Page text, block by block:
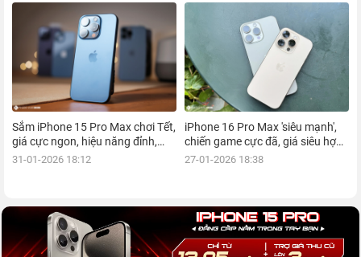
Sắm iPhone 15 Pro Max chơi Tết,
giá cực ngon, hiệu năng đỉnh,
kèm nhiều ưu đãi, mua ngay!
31-01-2026 18:12
iPhone 16 Pro Max 'siêu mạnh',
chiến game cực đã, giá siêu hợp
lý, mua ngay!
27-01-2026 18:38